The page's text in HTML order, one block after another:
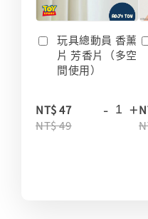
玩具總動員 香薰
片 芳香片（多空
間使用）
NT$ 47
NT$ 49
- +